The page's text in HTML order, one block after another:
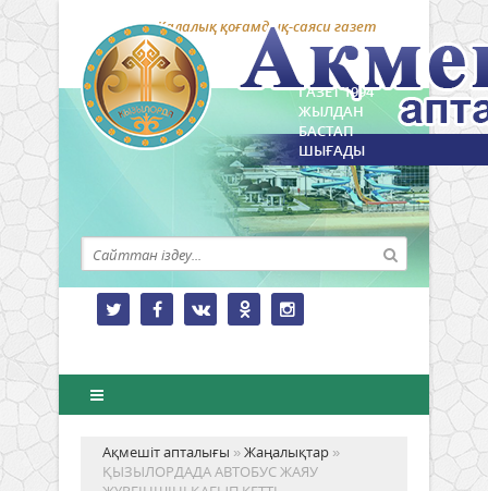
Қалалық қоғамдық-саяси газет
ГАЗЕТ 1994
ЖЫЛДАН
БАСТАП
ШЫҒАДЫ
Ақмешіт апталығы »Жаңалықтар »
ҚЫЗЫЛОРДАДА АВТОБУС ЖАЯУ